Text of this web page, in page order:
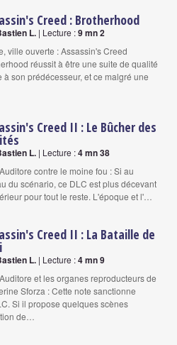
Creed : Brotherhood
L. | Lecture :9 mn 2
ville ouverte : Assassin's Creed
réussit à être une suite de qualité
à son prédécesseur, et ce malgré une
Creed II : Le Bûcher des
L. | Lecture :4 mn 38
contre le moine fou : Si au
du scénario, ce DLC est plus décevant
pour tout le reste. L'époque et l'…
Creed II : La Bataille de
L. | Lecture :4 mn 9
et les organes reproducteurs de
Sforza : Cette note sanctionne
Si il propose quelques scènes
de…